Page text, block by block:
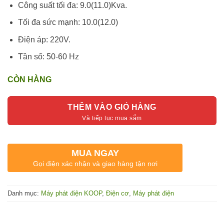
Công suất tối đa: 9.0(11.0)Kva.
Tối đa sức mạnh: 10.0(12.0)
Điện áp: 220V.
Tần số: 50-60 Hz
CÒN HÀNG
THÊM VÀO GIỎ HÀNG
MUA NGAY
Gọi điện xác nhận và giao hàng tận nơi
Danh mục: Máy phát điện KOOP, Điện cơ Máy phát điện